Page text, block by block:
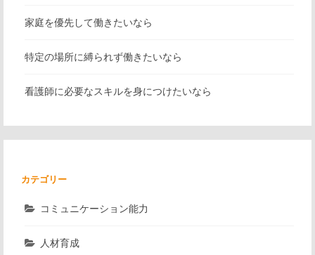
家庭を優先して働きたいなら
特定の場所に縛られず働きたいなら
看護師に必要なスキルを身につけたいなら
カテゴリー
コミュニケーション能力
人材育成